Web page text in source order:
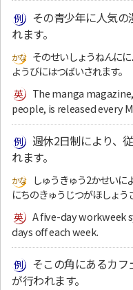
その青少年に人気
れます。
そのせいしょうねんに
ようびにはつばいされます。
The manga
people, is released every
週休2日制により、
れます。
しゅうきゅう2かせいに
にちのきゅうじつがほしょう
A five-day workweek
days off each week.
そこの角にあるカ
が行われます。